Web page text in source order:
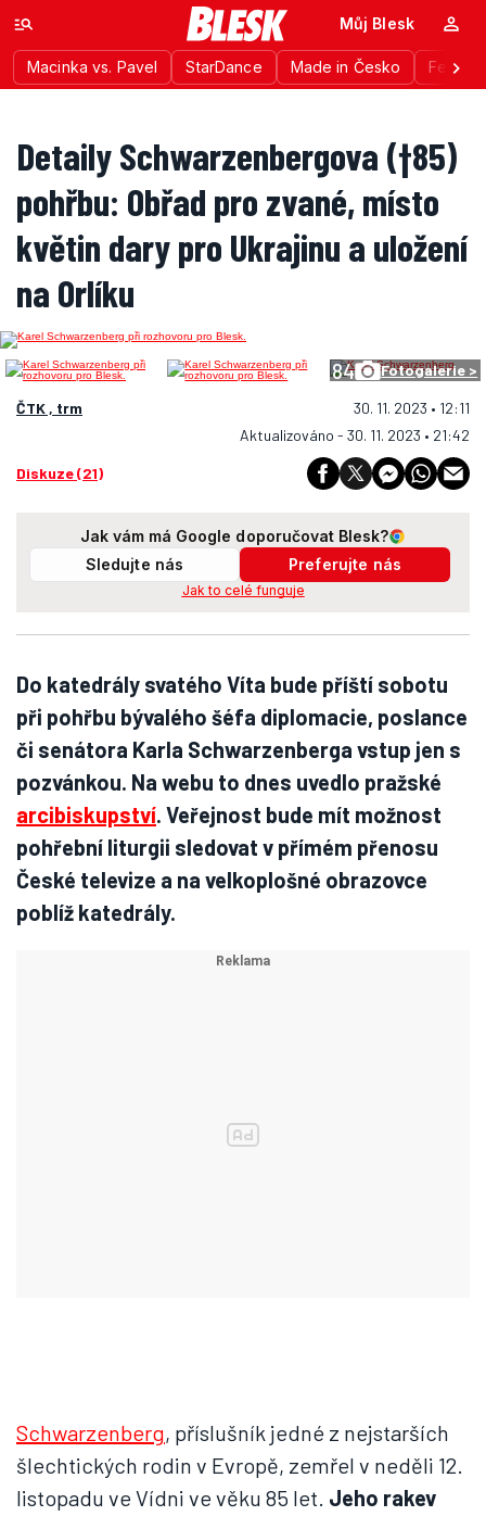
Macinka vs. Pavel StarDance Made in Česko
Můj Blesk
Detaily Schwarzenbergova (†85)
pohřbu: Obřad pro zvané, místo
květin dary pro Ukrajinu a uložení
na Orlíku
84 Fotogalerie >
ČTK , trm
30. 11. 2023 • 12:11
Aktualizováno - 30. 11. 2023 • 21:42
Diskuze (21)
Jak vám má Google doporučovat Blesk?
Sledujte nás
Preferujte nás
Jak to celé funguje
Do katedrály svatého Víta bude příští sobotu
při pohřbu bývalého šéfa diplomacie, poslance
či senátora Karla Schwarzenberga vstup jen s
pozvánkou. Na webu to dnes uvedlo pražské
arcibiskupství. Veřejnost bude mít možnost
pohřební liturgii sledovat v přímém přenosu
České televize a na velkoplošné obrazovce
poblíž katedrály.
Schwarzenberg, příslušník jedné z nejstarších
šlechtických rodin v Evropě, zemřel v neděli 12.
listopadu ve Vídni ve věku 85 let. Jeho rakev